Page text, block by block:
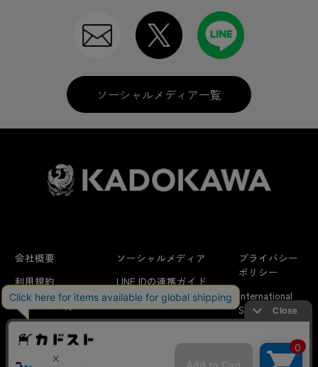
ソーシャルメディア一覧
会社概要
利用規約
はじめての方へ
ソーシャルメディア
LINE IDの連携ガイド
FAQ
プライバシー
ポリシー
International
Shipping
リクエスト
当サイトでは利用体験の向上およびコンテンツの最適な提供、ト
ラフィックの分析を目的としてCookieを使用しています。